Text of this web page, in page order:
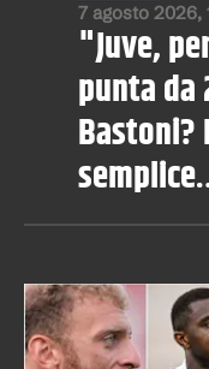
7 agosto 2026,
"Juve,
punta da
Bastoni?